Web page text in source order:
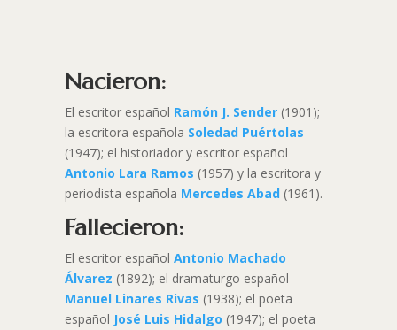
Nacieron:
El escritor español Ramón J. Sender(1901);
la escritora española Soledad Puértolas
(1947); el historiador y escritor español
Antonio Lara Ramos (1957) y la escritora y
periodista española Mercedes Abad (1961).
Fallecieron:
El escritor español Antonio Machado
Álvarez (1892); el dramaturgo español
Manuel Linares Rivas (1938); el poeta
español José Luis Hidalgo (1947); el poeta